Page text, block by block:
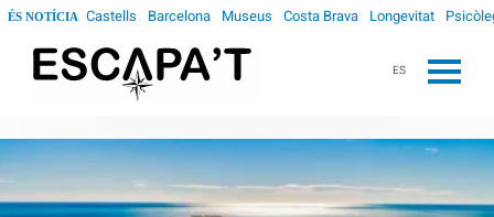
ÉS NOTÍCIA Castells Barcelona Museus Costa Brava Longevitat
ES